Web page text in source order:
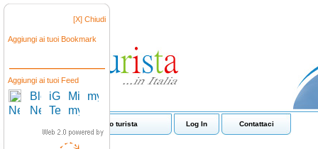
[X] Chiudi
Aggiungi ai tuoi Bookmark
Aggiungi ai tuoi Feed
Come funziona io turista Log In Contattaci